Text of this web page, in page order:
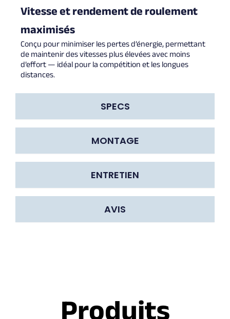
SPECS
MONTAGE
ENTRETIEN
AVIS
Vitesse et rendement de roulement
maximisés
Conçu pour minimiser les pertes d’énergie, permettant
de maintenir des vitesses plus élevées avec moins
d’effort — idéal pour la compétition et les longues
distances.